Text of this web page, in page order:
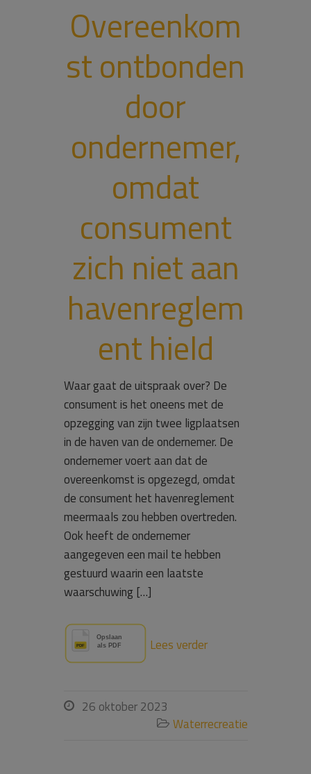
Overeenkom
st ontbonden
door
ondernemer,
omdat
consument
zich niet aan
havenreglem
ent hield
Waar gaat de uitspraak over? De
consument is het oneens met de
opzegging van zijn twee ligplaatsen
in de haven van de ondernemer. De
ondernemer voert aan dat de
overeenkomst is opgezegd, omdat
de consument het havenreglement
meermaals zou hebben overtreden.
Ook heeft de ondernemer
aangegeven een mail te hebben
gestuurd waarin een laatste
waarschuwing […]
Lees verder
 26 oktober 2023
 Waterrecreatie